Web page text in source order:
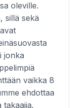
oleville.
sillä sekä
jonka
vaikka 8
ehdottaa
takaajia.